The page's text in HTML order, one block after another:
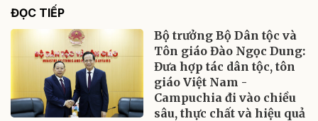
ĐỌC TIẾP
Bộ trưởng Bộ Dân tộc và
Tôn giáo Đào Ngọc Dung:
Đưa hợp tác dân tộc, tôn
giáo Việt Nam -
Campuchia đi vào chiều
sâu, thực chất và hiệu quả